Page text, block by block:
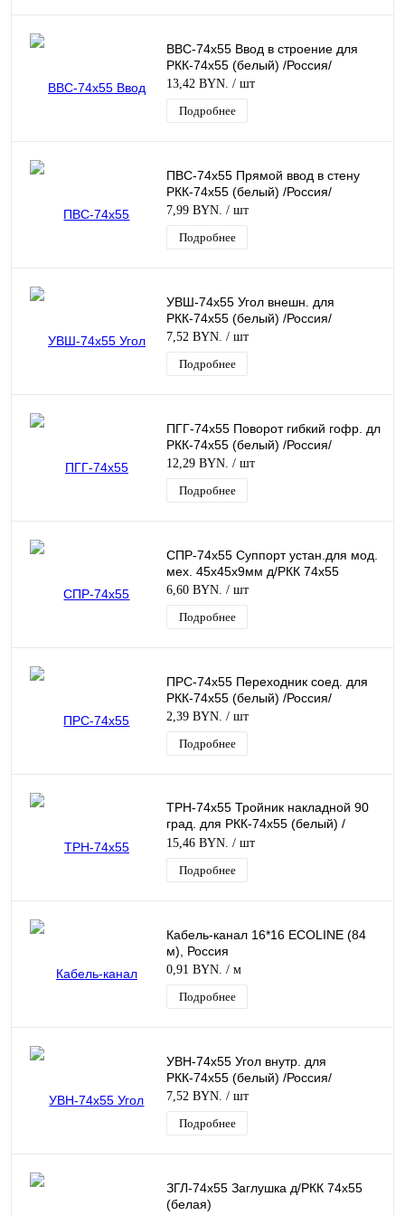
ВВС-74х55 Ввод в строение для
РКК-74х55 (белый) /Россия/
13,42 BYN. / шт
Подробнее
ПВС-74х55 Прямой ввод в стену
РКК-74х55 (белый) /Россия/
7,99 BYN. / шт
Подробнее
УВШ-74х55 Угол внешн. для
РКК-74х55 (белый) /Россия/
7,52 BYN. / шт
Подробнее
ПГГ-74х55 Поворот гибкий гофр. дл
РКК-74х55 (белый) /Россия/
12,29 BYN. / шт
Подробнее
СПР-74х55 Суппорт устан.для мод.
мех. 45х45х9мм д/РКК 74х55
6,60 BYN. / шт
Подробнее
ПРС-74х55 Переходник соед. для
РКК-74х55 (белый) /Россия/
2,39 BYN. / шт
Подробнее
ТРН-74х55 Тройник накладной 90
град. для РКК-74х55 (белый) /
Россия/
15,46 BYN. / шт
Подробнее
Кабель-канал 16*16 ECOLINE (84
м), Россия
0,91 BYN. / м
Подробнее
УВН-74х55 Угол внутр. для
РКК-74х55 (белый) /Россия/
7,52 BYN. / шт
Подробнее
ЗГЛ-74х55 Заглушка д/РКК 74х55
(белая)